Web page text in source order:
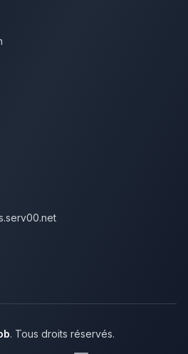
. Tous droits réservés.